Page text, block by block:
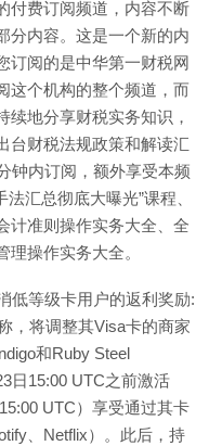
付费订阅频道，内容不断
分内容。这是一个新的内
订阅的是中华第一财税网
这个机构的整个频道，而
地分享财税实务知识，
台财税法规政策和解读汇
钟内订阅，额外享受本频
汇总彻底大曝光”课程、
计准则操作实务大全、全
操作实务大全。
低等级卡用户的返利奖励:
，将调整其Visa卡的商家
和Ruby Steel
日15:00 UTC之前激活
UTC）享受通过其卡
、Netflix）。此后，持